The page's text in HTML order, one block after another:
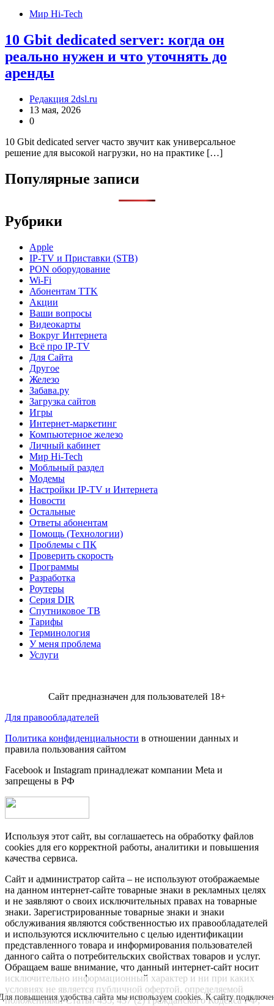
Мир Hi-Tech
10 Gbit dedicated server: когда он
реально нужен и что уточнять до
аренды
Редакция 2dsl.ru
13 мая, 2026
0
10 Gbit dedicated server часто звучит как универсальное
решение для высокой нагрузки, но на практике […]
Популярные записи
Рубрики
Apple
IP-TV и Приставки (STB)
PON оборудование
Wi-Fi
Абонентам TTK
Акции
Ваши вопросы
Видеокарты
Вокруг Интернета
Всё про IP-TV
Для Сайта
Другое
Железо
Забава.ру
Загрузка сайтов
Игры
Интернет-маркетинг
Компьютерное железо
Личный кабинет
Мир Hi-Tech
Мобльный раздел
Модемы
Настройки IP-TV и Интернета
Новости
Остальные
Ответы абонентам
Помощь (Технологии)
Проблемы с ПК
Проверить скорость
Программы
Разработка
Роутеры
Серия DIR
Спутниковое ТВ
Тарифы
Терминология
У меня проблема
Услуги
Сайт предназначен для пользователей 18+
Для правообладателей
Политика конфиденциальности в отношении данных и
правила пользования сайтом
Facebook и Instagram принадлежат компании Metа и
запрещены в РФ
Используя этот сайт, вы соглашаетесь на обработку файлов
cookies для его корректной работы, аналитики и повышения
качества сервиса.
Сайт и администратор сайта – не используют отображаемые
на данном интернет-сайте товарные знаки в рекламных целях
и не заявляют о своих исключительных правах на товарные
знаки. Зарегистрированные товарные знаки и знаки
обслуживания являются собственностью их правообладателей
и используются исключительно с целью идентификации
представленного товара и информирования пользователей
данного сайта о потребительских свойствах товаров и услуг.
Обращаем ваше внимание, что данный интернет-сайт носит
исключительно информационный характер и ни при каких
условиях не является публичной офертой, определяемой
положениями Статьи 435, 437 (2) Гражданского Кодекса РФ;
повышения удобства сайта мы используем cookies. К сайту